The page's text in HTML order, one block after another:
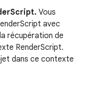
Vous
avec
récupération de
RenderScript.
dans ce contexte